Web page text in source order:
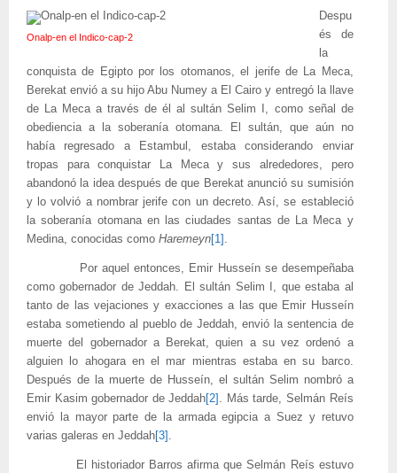
Onalp-en el Indico-cap-2
Despu
és de
la
conquista de Egipto por los otomanos, el jerife de La Meca,
Berekat envió a su hijo Abu Numey a El Cairo y entregó la llave
de La Meca a través de él al sultán Selim I, como señal de
obediencia a la soberanía otomana. El sultán, que aún no
había regresado a Estambul, estaba considerando enviar
tropas para conquistar La Meca y sus alrededores, pero
abandonó la idea después de que Berekat anunció su sumisión
y lo volvió a nombrar jerife con un decreto. Así, se estableció
la soberanía otomana en las ciudades santas de La Meca y
Medina, conocidas como Haremeyn [1] .
Por aquel entonces, Emir Husseín se desempeñaba
como gobernador de Jeddah. El sultán Selim I, que estaba al
tanto de las vejaciones y exacciones a las que Emir Husseín
estaba sometiendo al pueblo de Jeddah, envió la sentencia de
muerte del gobernador a Berekat, quien a su vez ordenó a
alguien lo ahogara en el mar mientras estaba en su barco.
Después de la muerte de Husseín, el sultán Selim nombró a
Emir Kasim gobernador de Jeddah [2] . Más tarde, Selmán Reís
envió la mayor parte de la armada egipcia a Suez y retuvo
varias galeras en Jeddah [3] .
El historiador Barros afirma que Selmán Reís estuvo